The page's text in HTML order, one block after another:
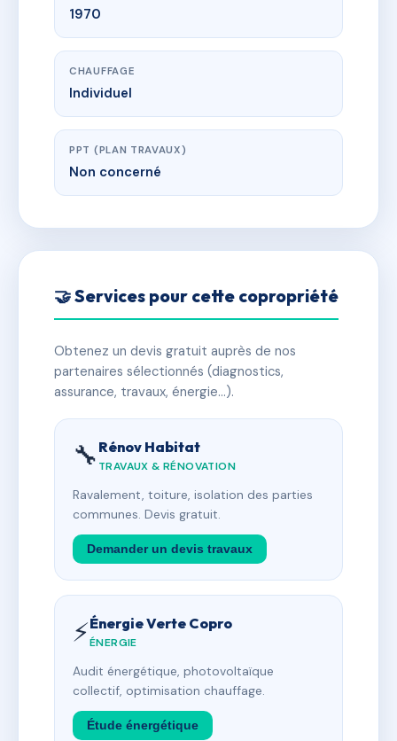
1970
CHAUFFAGE
Individuel
PPT (PLAN TRAVAUX)
Non concerné
🤝 Services pour cette copropriété
Obtenez un devis gratuit auprès de nos
partenaires sélectionnés (diagnostics,
assurance, travaux, énergie…).
🔧 Rénov Habitat
TRAVAUX & RÉNOVATION
Ravalement, toiture, isolation des parties
communes. Devis gratuit.
Demander un devis travaux
⚡Énergie Verte Copro
ÉNERGIE
Audit énergétique, photovoltaïque
collectif, optimisation chauffage.
Étude énergétique